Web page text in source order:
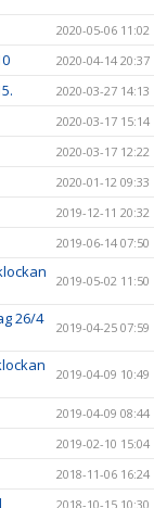
2020-05-06 11:02
2020-04-14 20:37
2020-03-27 14:13
2020-03-17 15:14
2020-03-17 12:22
2020-01-12 09:33
2019-12-11 20:32
2019-06-14 07:50
2019-05-02 11:50
26/4
2019-04-25 07:59
2019-04-09 10:49
2019-04-09 08:44
2019-02-10 15:04
2018-11-06 16:24
2018-10-15 10:30